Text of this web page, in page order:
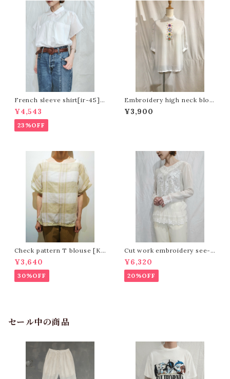
French sleeve shirt[ir-45]フ
レンチスリーブシャツ
¥4,543
23%OFF
Embroidery high neck blou
se [K-758]
¥3,900
Check pattern T blouse [K-
1008]
¥3,640
30%OFF
Cut work embroidery see-t
hrough silk blouse[m-1145]
カットワーク刺繍シースルーシル
クブラウス
¥6,320
20%OFF
セール中の商品